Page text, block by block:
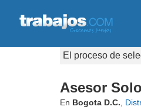
El proceso de
Asesor
En Bogota D.C.